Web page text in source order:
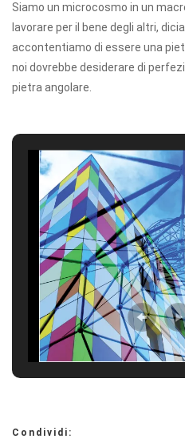
Siamo un microcosmo in un
lavorare per il bene degli altri,
accontentiamo di essere una
noi dovrebbe desiderare di
pietra angolare.
Condividi: